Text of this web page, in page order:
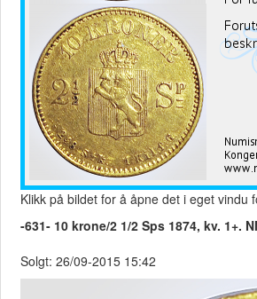
Klikk på bildet for å åpne det i eget vindu
-631- 10 krone/2 1/2 Sps 1874, kv. 1+.
Solgt: 26/09-2015 15:42